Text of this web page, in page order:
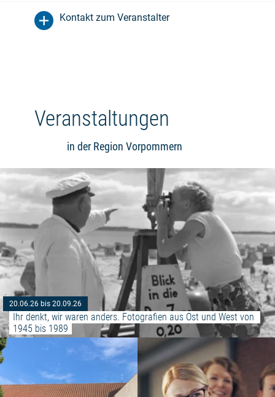
Kontakt zum Veranstalter
Veranstaltungen
in der Region Vorpommern
20.06.26 bis 20.09.26
Ihr denkt, wir waren anders. Fotografien aus Ost und West von
1945 bis 1989
Weiterlesen: "Gottesdienst